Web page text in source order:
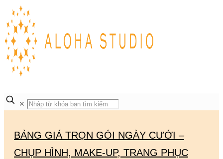
✕
BẢNG GIÁ TRỌN GÓI NGÀY CƯỚI –
CHỤP HÌNH, MAKE-UP, TRANG PHỤC